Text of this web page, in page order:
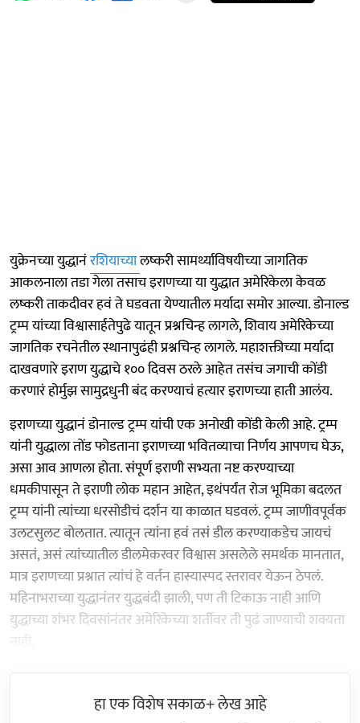
युक्रेनच्या युद्धानंरशियाच्यालष्करी सामर्थ्याविषयीच्या जागतिक
आकलनाला तडा गेला तसाच इराणच्या या युद्धात अमेरिकेला केवळ
लष्करी ताकदीवर हवं ते घडवता येण्यातील मर्यादा समोर आल्या. डोनाल्ड
ट्रम्प यांच्या विश्वासार्हतेपुढे यातून प्रश्नचिन्ह लागले, शिवाय अमेरिकेच्या
जागतिक रचनेतील स्थानापुढंही प्रश्नचिन्ह लागले. महाशक्तीच्या मर्यादा
दाखवणारे इराण युद्धाचे १०० दिवस ठरले आहेत तसंच जगाची कोंडी
करणारं होर्मुझ सामुद्रधुनी बंद करण्याचं हत्यार इराणच्या हाती आलंय.
इराणच्या युद्धानं डोनाल्ड ट्रम्प यांची एक अनोखी कोंडी केली आहे. ट्रम्प
यांनी युद्धाला तोंड फोडताना इराणच्या भवितव्याचा निर्णय आपणच घेऊ,
असा आव आणला होता. संपूर्ण इराणी सभ्यता नष्ट करण्याच्या
धमकीपासून ते इराणी लोक महान आहेत, इथंपर्यंत रोज भूमिका बदलत
ट्रम्प यांनी त्यांच्या धरसोडीचं दर्शन या काळात घडवलं. ट्रम्प जाणीवपूर्वक
उलटसुलट बोलतात. त्यातून त्यांना हवं तसं डील करण्याकडेच जायचं
असतं, असं त्यांच्यातील डीलमेकरवर विश्वास असलेले समर्थक मानतात,
मात्र इराणच्या प्रश्नात त्यांचं हे वर्तन हास्यास्पद स्तरावर येऊन ठेपलं.
महिनाभराच्या युद्धानंतर युद्धबंदी झाली, पण ती टिकाऊ नाही आणि
युद्धाच्या शंभर दिवसांनंतर अमेरिकेच्या शर्तीवर ती पुढं जाण्याची शक्यता
नाही.
हा एक विशेष सकाळ+ लेख आहे